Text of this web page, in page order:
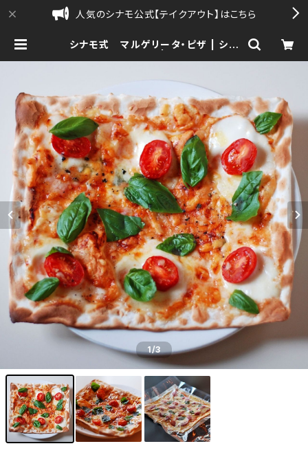
人気のシナモ公式【テイクアウト】はこちら
シナモ式 マルゲリータ・ピザ | シナ
1/3